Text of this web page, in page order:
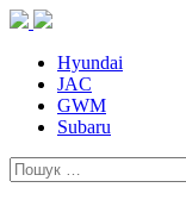
Skip
contentHyundai
JAC
GWM
Subaru
Пошук: